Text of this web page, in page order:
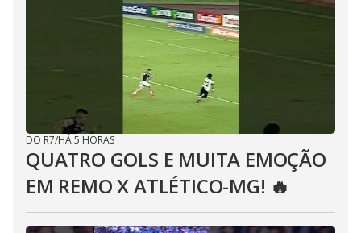
DO R7/HÁ 5 HORAS
QUATRO GOLS E MUITA EMOÇÃO
EM REMO X ATLÉTICO-MG! 🔥